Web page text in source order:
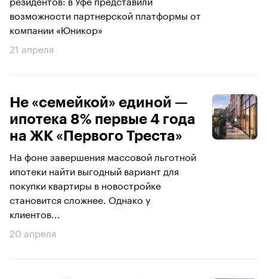
возможности партнерской платформы от
компании «Юникор»
21 апреля
Не «семейкой» единой —
ипотека 8% первые 4 года
на ЖК «Первого Треста»
На фоне завершения массовой льготной
ипотеки найти выгодный вариант для
покупки квартиры в новостройке
становится сложнее. Однако у
клиентов...
20 апреля